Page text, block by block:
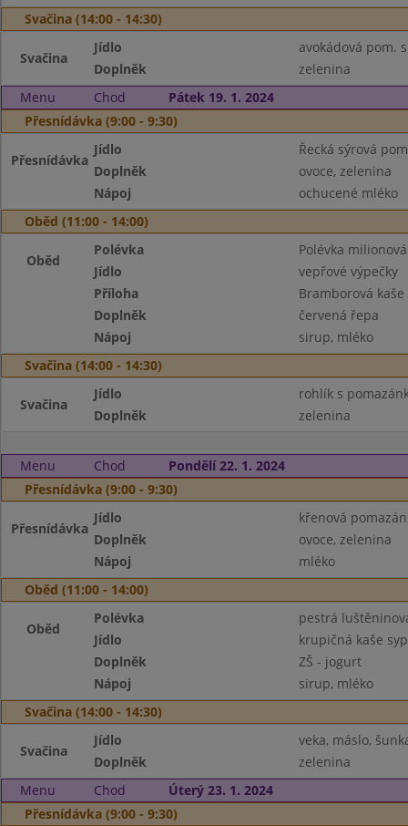
Svačina (14:00 - 14:30)
Svačina
Jídlo
avokádová pom.
Doplněk
zelenina
Menu
Chod
Pátek 19. 1. 2024
Přesnídávka (9:00 - 9:30)
Přesnídávka
Jídlo
Řecká sýrová
Doplněk
ovoce, zelenina
Nápoj
ochucené mléko
Oběd (11:00 - 14:00)
Oběd
Polévka
Polévka
Jídlo
vepřové výpečky
Příloha
Bramborová kaše
Doplněk
červená řepa
Nápoj
sirup, mléko
Svačina (14:00 - 14:30)
Svačina
Jídlo
rohlík s
Doplněk
zelenina
Menu Chod
Pondělí 22. 1. 2024
Přesnídávka (9:00 - 9:30)
Přesnídávka
Jídlo
křenová
Doplněk
ovoce, zelenina
Nápoj
mléko
Oběd (11:00 - 14:00)
Oběd
Polévka
pestrá
Jídlo
krupičná kaše
Doplněk
ZŠ - jogurt
Nápoj
sirup, mléko
Svačina (14:00 - 14:30)
Svačina
Jídlo
veka, máslo,
Doplněk
zelenina
Menu
Chod
Úterý 23. 1. 2024
Přesnídávka (9:00 - 9:30)